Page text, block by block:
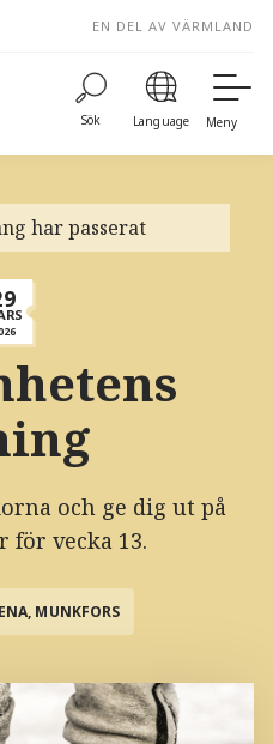
EN DEL AV VÄRMLAND
Sök Language Meny
har passerat
och ge dig ut på
för vecka 13.
MUNKFORS